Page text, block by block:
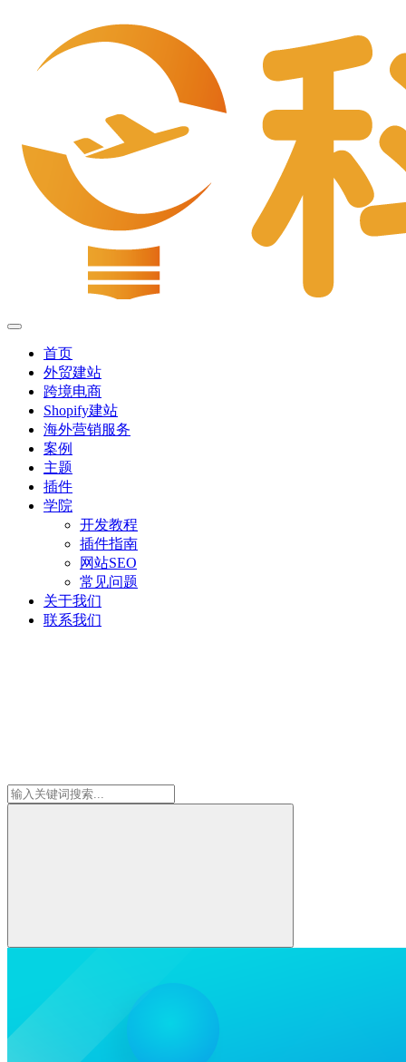
首页
外贸建站
跨境电商
Shopify建站
海外营销服务
案例
主题
插件
学院
开发教程
插件指南
网站SEO
常见问题
关于我们
联系我们